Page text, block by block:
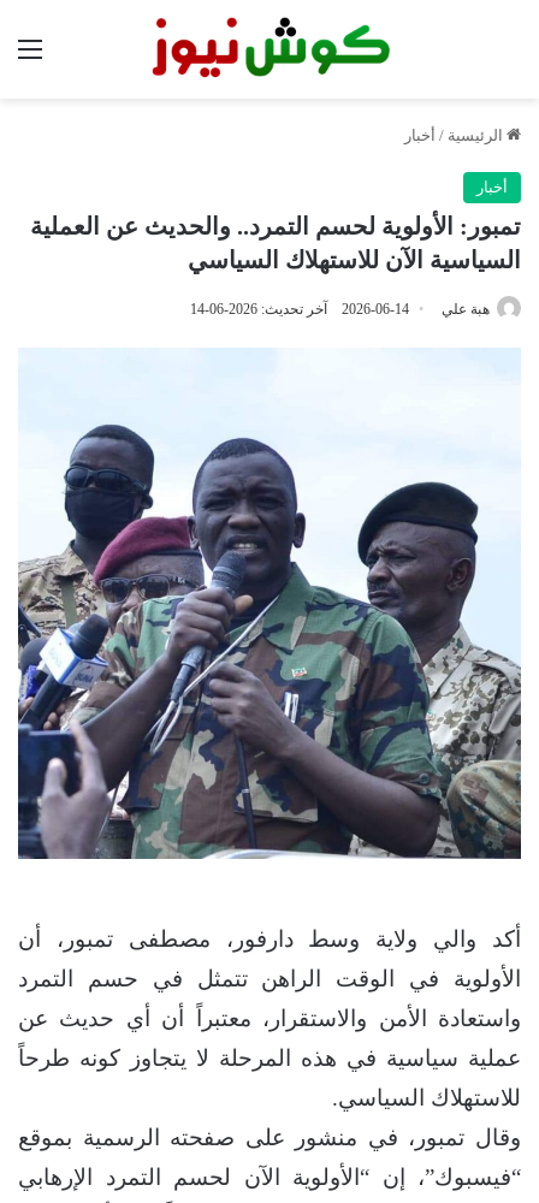
الرئيسية / أخبار
أخبار
تمبور: الأولوية لحسم التمرد.. والحديث عن العملية
السياسية الآن للاستهلاك السياسي
هبة علي 2026-06-14 آخر تحديث: 2026-06-14
أكد والي ولاية وسط دارفور، مصطفى تمبور، أن
الأولوية في الوقت الراهن تتمثل في حسم التمرد
واستعادة الأمن والاستقرار، معتبراً أن أي حديث عن
عملية سياسية في هذه المرحلة لا يتجاوز كونه طرحاً
للاستهلاك السياسي.
وقال تمبور، في منشور على صفحته الرسمية بموقع
“فيسبوك”، إن “الأولوية الآن لحسم التمرد الإرهابي